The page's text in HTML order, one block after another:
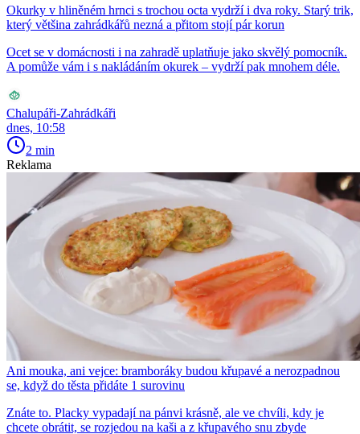
Okurky v hliněném hrnci s trochou octa vydrží i dva roky. Starý trik,
který většina zahrádkářů nezná a přitom stojí pár korun
Ocet se v domácnosti i na zahradě uplatňuje jako skvělý pomocník.
A pomůže vám i s nakládáním okurek – vydrží pak mnohem déle.
Chalupáři-Zahrádkáři
dnes, 10:58
2 min
Reklama
Ani mouka, ani vejce: bramboráky budou křupavé a nerozpadnou
se, když do těsta přidáte 1 surovinu
Znáte to. Placky vypadají na pánvi krásně, ale ve chvíli, kdy je
chcete obrátit, se rozjedou na kaši a z křupavého snu zbyde